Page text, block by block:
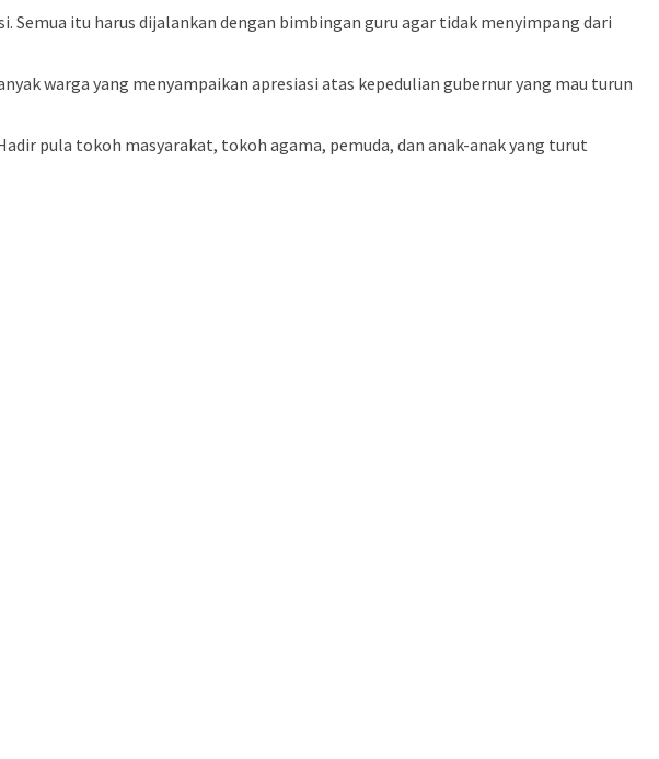
Semua itu harus dijalankan dengan bimbingan guru agar tidak menyimpang dari
warga yang menyampaikan apresiasi atas kepedulian gubernur yang mau turun
pula tokoh masyarakat, tokoh agama, pemuda, dan anak-anak yang turut